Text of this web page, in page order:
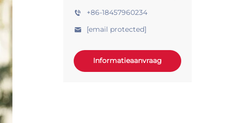
+86-18457960234
[email protected]
Informatieaanvraag